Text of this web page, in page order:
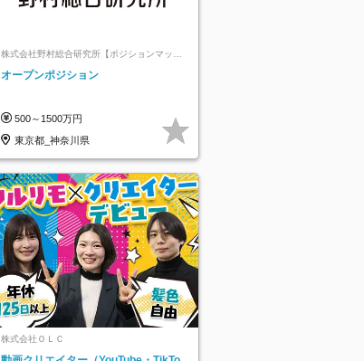
株式会社野村総合研究所【ポジションマッチ
オープンポジション
500～1500万円
東京都_神奈川県
株式会社ＯＬＣ